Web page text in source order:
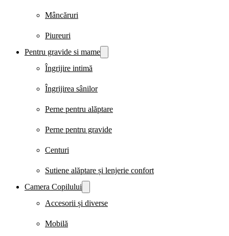
Mâncăruri
Piureuri
Pentru gravide si mame
Îngrijire intimă
Îngrijirea sânilor
Perne pentru alăptare
Perne pentru gravide
Centuri
Sutiene alăptare și lenjerie confort
Camera Copilului
Accesorii și diverse
Mobilă